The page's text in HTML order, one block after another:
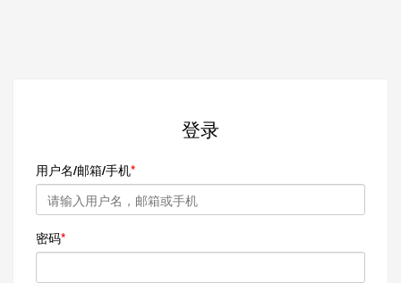
登录
用户名/邮箱/手机
密码